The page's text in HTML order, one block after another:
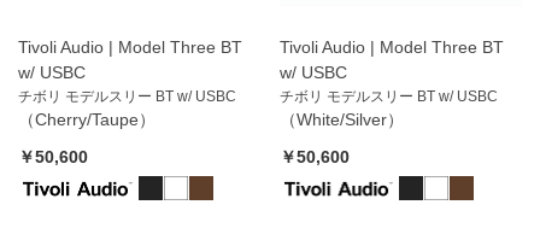
Tivoli Audio | Model Three BT
w/ USBC
チボリ モデルスリー BT w/ USBC
（Cherry/Taupe）
￥50,600
Tivoli Audio | Model Three BT
w/ USBC
チボリ モデルスリー BT w/ USBC
（White/Silver）
￥50,600